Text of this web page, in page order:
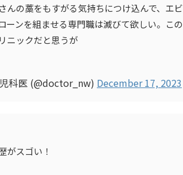
の藁をもすがる気持ちにつけ込んで、エビ
ーンを組ませる専門職は滅びて欲しい。この
ニックだと思うが
科医 (@doctor_nw) December 17, 2023
がスゴい！